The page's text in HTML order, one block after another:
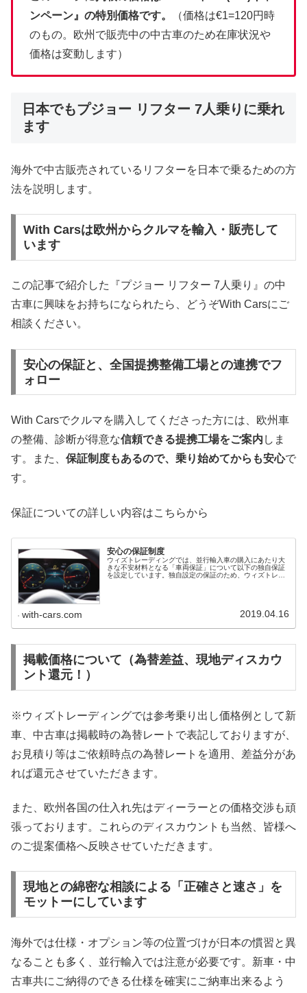
ンペーン』の特別価格です。
（価格は€1=120円時
のもの。欧州で販売中の中古車のため在庫状況や
価格は変動します）
日本でもプジョー リフター 7人乗りに乗れ
ます
海外で中古販売されているリフターを日本で乗るための方
法を説明します。
With Carsは欧州からクルマを輸入・販売して
います
この記事で紹介した『プジョー リフター 7人乗り』の中
古車に興味をお持ちになられたら、どうぞWith Carsにご
相談ください。
安心の保証と、全国提携整備工場との連携でフ
ォロー
With Carsでクルマを購入してくださった方には、欧州車
の整備、診断が得意な信頼できる提携工場をご案内 しま
す。また、 保証制度もあるので、乗り始めてからも安心で
す。
保証についての詳しい内容はこちらから
安心の保証制度
ウィズトレーディングでは、並行輸入車の購入にあたり大
きな不安材料となる「車両保証」について以下の独自保証
を設定しています。独自設定の保証のため、ウィズトレー
with-cars.com 2019.04.16
掲載価格について（為替差益、現地ディスカウ
ント還元！）
※ウィズトレーディングでは参考乗り出し価格例として新
車、中古車は掲載時の為替レートで表記しておりますが、
お見積り等はご依頼時点の為替レートを適用、差益分があ
れば還元させていただきます。
また、欧州各国の仕入れ先はディーラーとの価格交渉も頑
張っております。これらのディスカウントも当然、皆様へ
のご提案価格へ反映させていただきます。
現地との綿密な相談による「正確さと速さ」を
モットーにしています
海外では仕様・オプション等の位置づけが日本の慣習と異
なることも多く、並行輸入では注意が必要です。新車・中
古車共にご納得のできる仕様を確実にご納車出来るよう